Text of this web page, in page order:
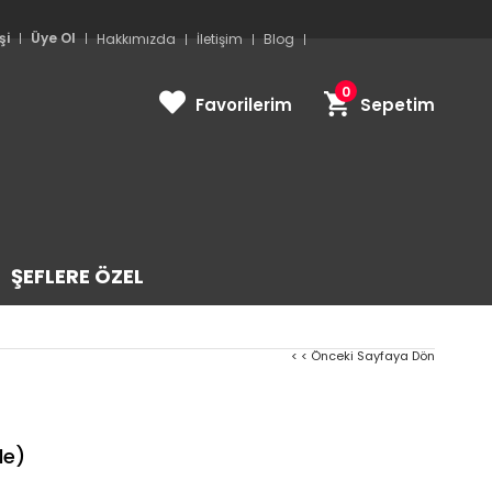
Hakkımızda İletişim Blog
Üye Ol
Sepetim
0
ŞEFLERE ÖZEL
Favorilerim
< < Önceki Sayfaya Dön